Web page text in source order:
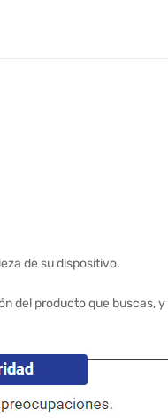
de su dispositivo.
del producto que buscas,